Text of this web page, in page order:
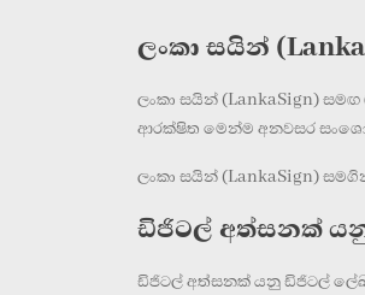
ලංකා සයින්
ලංකා සයින් (LankaSign)
ආරක්ෂිත මෙන්ම අනවසර
ලංකා සයින් (LankaSign)
ඩිජිටල් අත්සනක්
ඩිජිටල් අත්සනක් යනු ඩිජිටල්